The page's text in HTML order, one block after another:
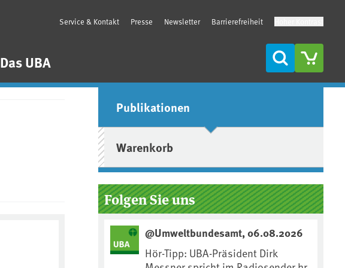
Das UBA
Service & Kontakt Presse Newsletter Barrierefreiheit
Suche
Seitenleiste
Publikationen
Warenkorb
Folgen Sie uns
@Umweltbundesamt, 06.08.2026
Hör-Tipp: UBA-Präsident Dirk